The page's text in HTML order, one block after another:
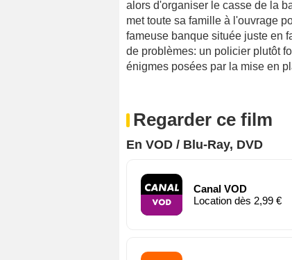
alors d'organiser le casse de la
met toute sa famille à l'ouvrage
fameuse banque située juste en
de problèmes: un policier plutôt
énigmes posées par la mise en
Regarder ce film
En VOD / Blu-Ray, DVD
Canal VOD
Location dès 2,99 €